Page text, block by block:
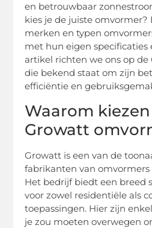
en betrouwbaar
kies je de juiste omvormer?
merken en typen
met hun eigen specificaties
artikel richten we ons op
die bekend staat om zijn
efficiëntie en
Waarom
Growatt
Growatt is een van de
fabrikanten van omvormers
Het bedrijf biedt een breed
voor zowel residentiële als
toepassingen. Hier zijn
je zou moeten overwegen